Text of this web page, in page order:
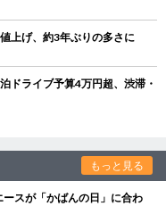
上げ、約3年ぶりの多さに
ドライブ予算4万円超、渋滞・
もっと見る
スが「かばんの日」に合わ